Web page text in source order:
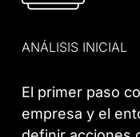
ANÁLISIS INICIAL
El primer paso
empresa y el